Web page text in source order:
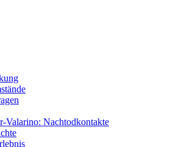
Valarino: Nachtodkontakte